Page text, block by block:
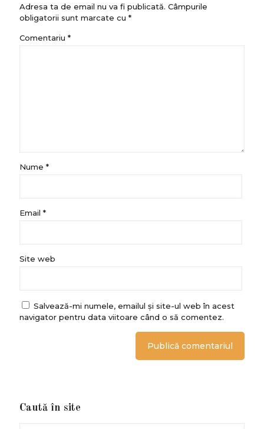
Adresa ta de email nu va fi publicată. Câmpurile
obligatorii sunt marcate cu *
Comentariu *
Nume *
Email *
Site web
Salvează-mi numele, emailul și site-ul web în acest
navigator pentru data viitoare când o să comentez.
Caută în site